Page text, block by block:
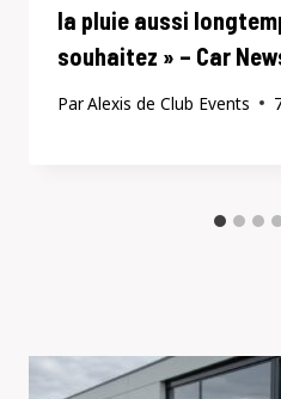
la pluie aussi
souhaitez » – Car
ParAlexis de Club Events